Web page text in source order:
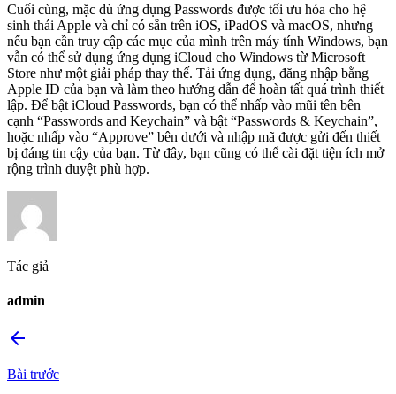
Cuối cùng, mặc dù ứng dụng Passwords được tối ưu hóa cho hệ
sinh thái Apple và chỉ có sẵn trên iOS, iPadOS và macOS, nhưng
nếu bạn cần truy cập các mục của mình trên máy tính Windows, bạn
vẫn có thể sử dụng ứng dụng iCloud cho Windows từ Microsoft
Store như một giải pháp thay thế. Tải ứng dụng, đăng nhập bằng
Apple ID của bạn và làm theo hướng dẫn để hoàn tất quá trình thiết
lập. Để bật iCloud Passwords, bạn có thể nhấp vào mũi tên bên
cạnh “Passwords and Keychain” và bật “Passwords & Keychain”,
hoặc nhấp vào “Approve” bên dưới và nhập mã được gửi đến thiết
bị đáng tin cậy của bạn. Từ đây, bạn cũng có thể cài đặt tiện ích mở
rộng trình duyệt phù hợp.
Tác giả
admin
arrow_back
Bài trước